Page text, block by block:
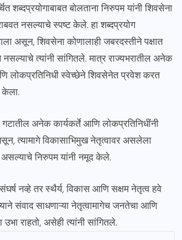
शब्दप्रयोगाबाबत बोलताना निरुपम यांनी शिवसेना
नसल्याचे स्पष्ट केले. हा शब्दप्रयोग
असून, शिवसेना कोणालाही जबरदस्तीने पक्षात
त्यांनी सांगितले. मात्र राज्यभरातील अनेक
लोकप्रतिनिधी स्वेच्छेने शिवसेनेत प्रवेश करत
केला.
अनेक कार्यकर्ते आणि लोकप्रतिनिधींनी
त्यामागे विकासाभिमुख नेतृत्वावर असलेला
निरुपम यांनी नमूद केले.
नव्हे तर स्थैर्य, विकास आणि सक्षम नेतृत्व हवे
संवाद साधणाऱ्या नेतृत्वामागेच जनतेचा आणि
उभा राहतो, असेही त्यांनी सांगितले.